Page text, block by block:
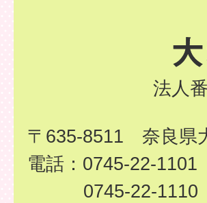
法人
〒635-8511 奈良県
電話：0745-22-1101
0745-22-1110